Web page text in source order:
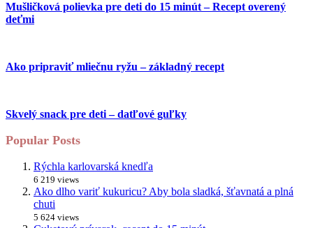
Mušličková polievka pre deti do 15 minút – Recept overený
deťmi
Ako pripraviť mliečnu ryžu – základný recept
Skvelý snack pre deti – datľové guľky
Popular Posts
Rýchla karlovarská knedľa
6 219 views
Ako dlho variť kukuricu? Aby bola sladká, šťavnatá a plná
chuti
5 624 views